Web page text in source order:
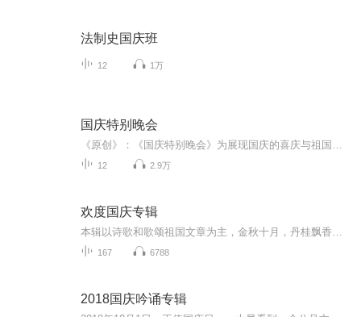
法制史国庆班
12 1万
国庆特别晚会
12 2.9万
欢度国庆专辑
167 6788
2018国庆吟诵专辑